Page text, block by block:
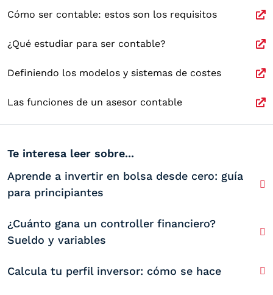
Cómo ser contable: estos son los requisitos
¿Qué estudiar para ser contable?
Definiendo los modelos y sistemas de costes
Las funciones de un asesor contable
Te interesa leer sobre...
Aprende a invertir en bolsa desde cero: guía
para principiantes
¿Cuánto gana un controller financiero?
Sueldo y variables
Calcula tu perfil inversor: cómo se hace